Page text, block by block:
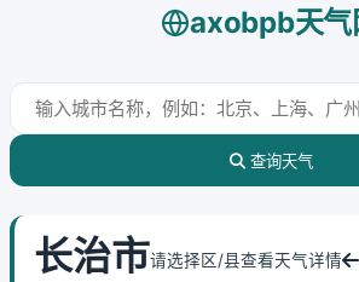
axobpb天气
查询天气
长治市请选择区/县查看天气详情